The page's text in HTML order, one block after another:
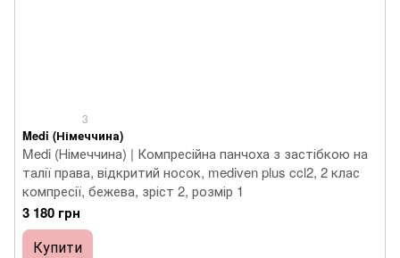
3
Medi (Німеччина)
Medi (Німеччина) | Компресійна панчоха з застібкою на
талії права, відкритий носок, mediven plus ccl2, 2 клас
компресії, бежева, зріст 2, розмір 1
3 180 грн
Купити